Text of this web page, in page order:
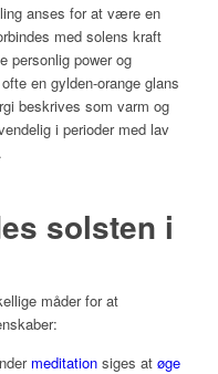
anses for at være en
med solens kraft
personlig power og
en gylden-orange glans
beskrives som varm og
i perioder med lav
solsten i
måder for at
meditationsiges at øge